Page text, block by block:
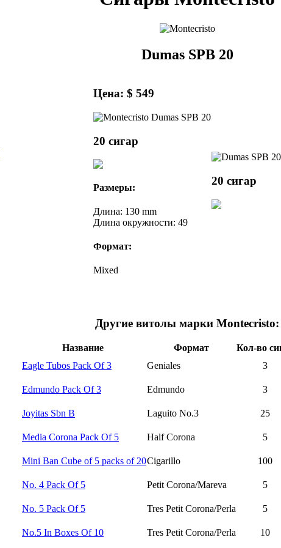
Dumas SPB 20
Цена: $ 549
20 сигар
Размеры:
Длина: 130 mm
Длина окружности: 49
Формат:
Mixed
20 сигар
Другие витолы марки Montecristo:
Название Формат Кол-во
Eagle Tubos Pack Of 3
Geniales 3
Edmundo Pack Of 3 Edmundo 3
Joyitas Sbn B Laguito No.3 25
Media Corona Pack Of 5 Half Corona 5
Mini Ban Cube of 5 packs of 20Cigarillo 100
No. 4 Pack Of 5 Petit Corona/Mareva 5
No. 5 Pack Of 5 Tres Petit Corona/Perla 5
No.5 In Boxes Of 10 Tres Petit Corona/Perla 10